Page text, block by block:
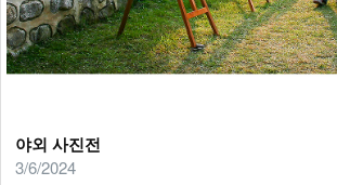
야외 사진전
3/6/2024